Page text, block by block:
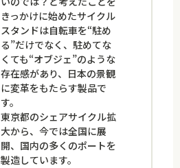
きっかけに始めたサイクル
スタンドは自転車を“駐め
る”だけでなく、駐めてな
くても“オブジェ”のような
存在感があり、日本の景観
に変革をもたらす製品で
す。
東京都のシェアサイクル拡
大から、今では全国に展
開、国内の多くのポートを
製造しています。